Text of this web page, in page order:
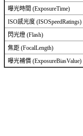
曝光時間 (ExposureTime)
ISO感光度 (ISOSpeedRatings)
閃光燈 (Flash)
焦距 (FocalLength)
曝光補償 (ExposureBiasValue)